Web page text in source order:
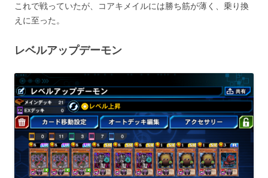
これで戦っていたが、コアキメイルには勝ち筋が薄く、乗り換
えに至った。
レベルアップデーモン